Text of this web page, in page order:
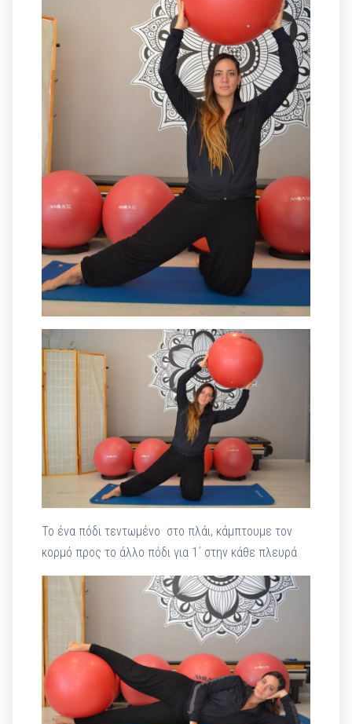
Το ένα πόδι τεντωμένο στο πλάι, κάμπτουμε τον
κορμό προς το άλλο πόδι για 1΄ στην κάθε πλευρά